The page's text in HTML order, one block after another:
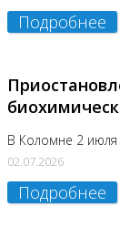
Подробнее
В Коломне 2 июля
02.07.2026
Подробнее